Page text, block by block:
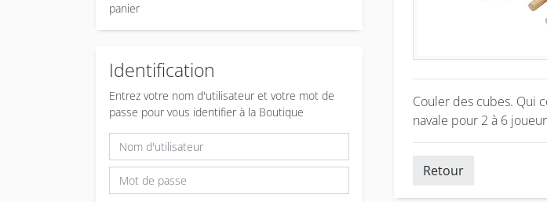
panier
Identification
Entrez votre nom d'utilisateur et votre mot de
passe pour vous identifier à la Boutique
Couler des cubes. Qui
navale pour 2 à 6
Retour